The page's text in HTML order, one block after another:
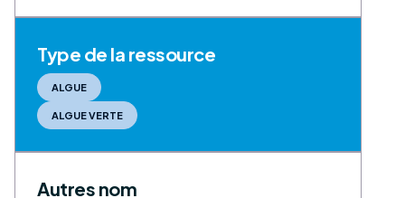
Type de la ressource
ALGUE
ALGUE VERTE
Autres nom